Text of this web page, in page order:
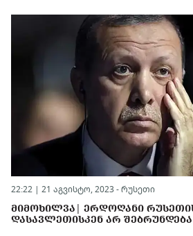
22:22 | 21 აგვისტო, 2023 - რუსეთი
ᲛᲘᲛᲝᲮᲘᲚᲕᲐ| ᲔᲠᲓᲝᲦᲐᲜᲘ
ᲓᲐᲡᲐᲕᲚᲔᲗᲘᲡᲙᲔᲜ ᲐᲠ ᲨᲔᲑᲠᲣᲜᲓᲔᲑᲐ